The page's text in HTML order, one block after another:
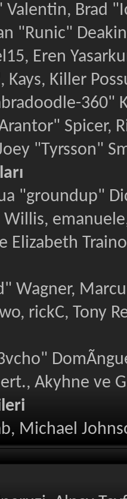
Valentin, Brad
"Runic"
Eren
Kays, Killer
360"
Spicer,
"Tyrsson"
"groundup"
Elizabeth
Wagner,
rickC, Tony
Akyhne ve
Michael